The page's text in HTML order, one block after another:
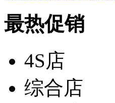
最热促销
4S店
综合店